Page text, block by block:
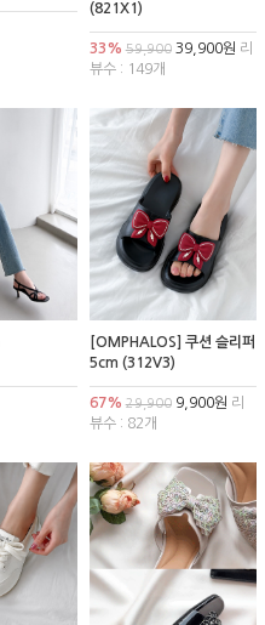
(821X1)
33% 59,90039,900원 리
뷰수 : 149개
[OMPHALOS] 쿠션 슬리퍼
5cm (312V3)
67% 29,9009,900원 리
뷰수 : 82개